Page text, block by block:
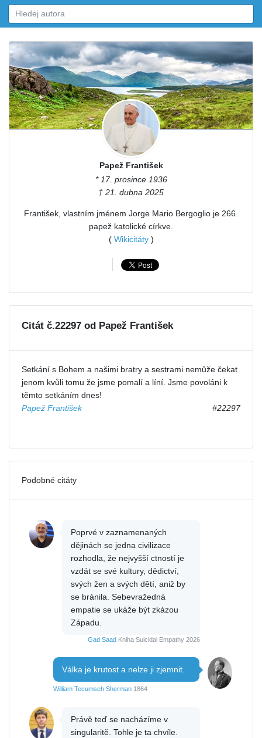
Papež František
* 17. prosince 1936
† 21. dubna 2025
František, vlastním jménem Jorge Mario Bergoglio je 266.
papež katolické církve.
( Wikicitáty)
Citát č.22297 od Papež František
Setkání s Bohem a našimi bratry a sestrami nemůže čekat
jenom kvůli tomu že jsme pomalí a líní. Jsme povoláni k
těmto setkáním dnes!
Papež František
#22297
Podobné citáty
Poprvé v zaznamenaných
dějinách se jedna civilizace
rozhodla, že nejvyšší ctností je
vzdát se své kultury, dědictví,
svých žen a svých dětí, aniž by
se bránila. Sebevražedná
empatie se ukáže být zkázou
Západu.
Gad Saad Kniha Suicidal Empathy 2026
Válka je krutost a nelze ji zjemnit.
William Tecumseh Sherman 1864
Právě teď se nacházíme v
singularitě. Tohle je ta chvíle.